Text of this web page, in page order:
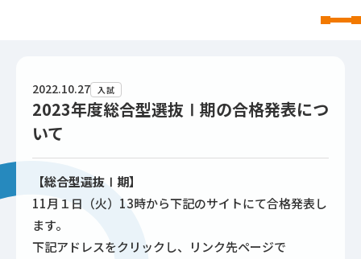
2022.10.27 入試
2023年度総合型選抜Ⅰ期の合格発表につ
いて
【総合型選抜Ⅰ期】
11月１日（火）13時から下記のサイトにて合格発表し
ます。
下記アドレスをクリックし、リンク先ページで